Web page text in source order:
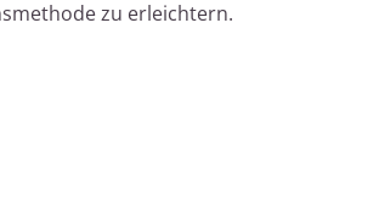
zu erleichtern.